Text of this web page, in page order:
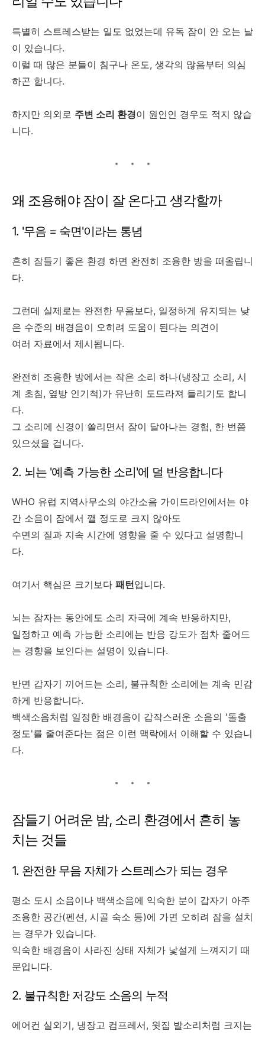
특별히 스트레스받는 일도 없었는데 유독 잠이 안 오는 날
이 있습니다.
이럴 때 많은 분들이 침구나 온도, 생각의 많음부터 의심
하곤 합니다.
하지만 의외로 주변 소리 환경이 원인인 경우도 적지 않습
니다.
왜 조용해야 잠이 잘 온다고 생각할까
1. '무음 = 숙면'이라는 통념
흔히 잠들기 좋은 환경 하면 완전히 조용한 방을 떠올립니
다.
그런데 실제로는 완전한 무음보다, 일정하게 유지되는 낮
은 수준의 배경음이 오히려 도움이 된다는 의견이
여러 자료에서 제시됩니다.
완전히 조용한 방에서는 작은 소리 하나(냉장고 소리, 시
계 초침, 옆방 인기척)가 유난히 도드라져 들리기도 합니
다.
그 소리에 신경이 쏠리면서 잠이 달아나는 경험, 한 번쯤
있으셨을 겁니다.
2. 뇌는 '예측 가능한 소리'에 덜 반응합니다
WHO 유럽 지역사무소의 야간소음 가이드라인에서는 야
간 소음이 잠에서 깰 정도로 크지 않아도
수면의 질과 지속 시간에 영향을 줄 수 있다고 설명합니
다.
여기서 핵심은 크기보다 패턴입니다.
뇌는 잠자는 동안에도 소리 자극에 계속 반응하지만,
일정하고 예측 가능한 소리에는 반응 강도가 점차 줄어드
는 경향을 보인다는 설명이 있습니다.
반면 갑자기 끼어드는 소리, 불규칙한 소리에는 계속 민감
하게 반응합니다.
백색소음처럼 일정한 배경음이 갑작스러운 소음의 '돌출
정도'를 줄여준다는 점은 이런 맥락에서 이해할 수 있습니
다.
잠들기 어려운 밤, 소리 환경에서 흔히 놓
치는 것들
1. 완전한 무음 자체가 스트레스가 되는 경우
평소 도시 소음이나 백색소음에 익숙한 분이 갑자기 아주
조용한 공간(펜션, 시골 숙소 등)에 가면 오히려 잠을 설치
는 경우가 있습니다.
익숙한 배경음이 사라진 상태 자체가 낯설게 느껴지기 때
문입니다.
2. 불규칙한 저강도 소음의 누적
에어컨 실외기, 냉장고 컴프레서, 윗집 발소리처럼 크지는